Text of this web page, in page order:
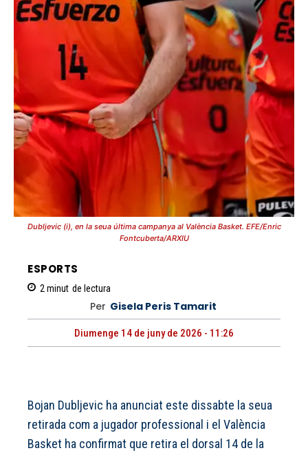
Dubljevic (i), en la seua última campanya al València Basket. EFE/Enric
Fontcuberta/ARXIU
ESPORTS
2 minut de lectura
Per Gisela Peris Tamarit
Diumenge 14 de juny de 2026 - 11:26
Bojan Dubljevic ha anunciat este dissabte la seua
retirada com a jugador professional i el València
Basket ha confirmat que retira el dorsal 14 de la